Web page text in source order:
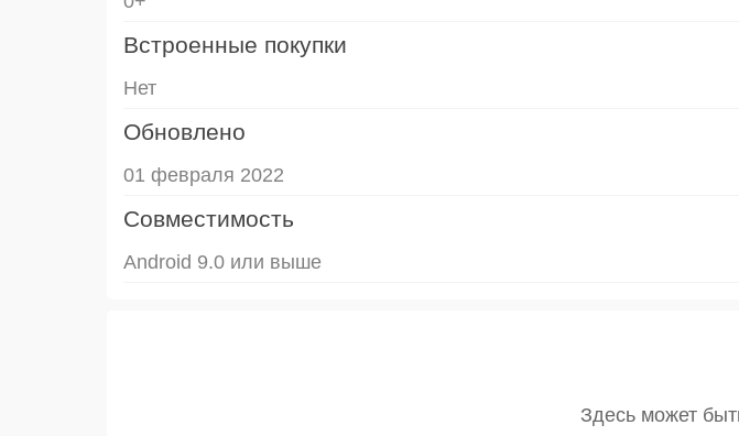
Встроенные покупки
Нет
Обновлено
01 февраля 2022
Совместимость
Android 9.0 или выше